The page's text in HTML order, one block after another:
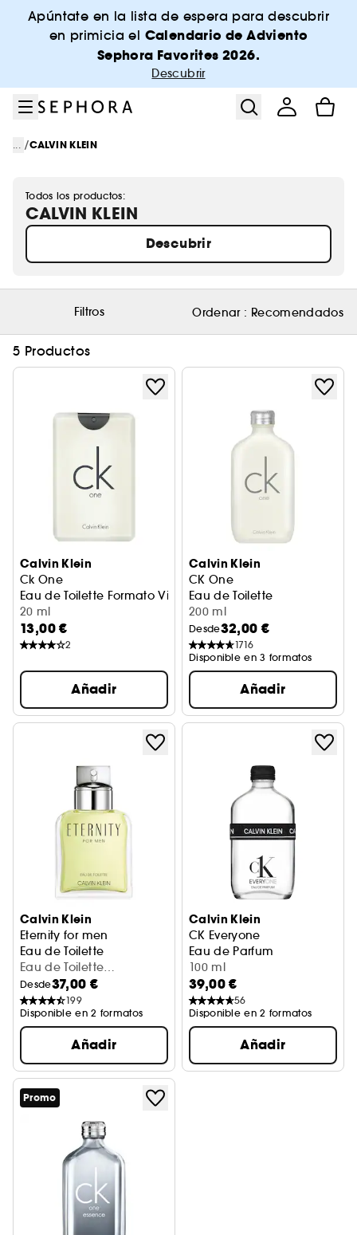
Ir al menú
Ir al contenido principal
Ir al pie de página
Apúntate en la lista de espera para descubrir
en primicia el Calendario de Adviento
Sephora Favorites 2026.
Descubrir
... /CALVIN KLEIN
Todos los productos:
CALVIN KLEIN
Descubrir
Filtros Ordenar : Recomendados
5 Productos
Calvin Klein
Ck One
Eau de Toilette Formato Viaje
20 ml
13,00 €
2
Añadir
Calvin Klein
CK One
Eau de Toilette
200 ml
Desde32,00 €
1716
Disponible en 3 formatos
Añadir
Calvin Klein
Eternity for men
Eau de Toilette
Eau de Toilette
Vaporisateur 50 ml
Desde37,00 €
199
Disponible en 2 formatos
Añadir
Calvin Klein
CK Everyone
Eau de Parfum
100 ml
39,00 €
56
Disponible en 2 formatos
Añadir
Promo